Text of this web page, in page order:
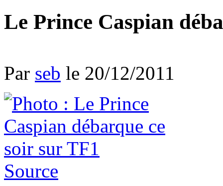
Le Prince Caspian
Par seb le 20/12/2011
Source